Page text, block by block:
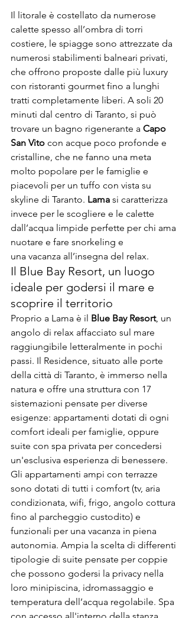
Il litorale è costellato da numerose
calette spesso all’ombra di torri
costiere, le spiagge sono attrezzate da
numerosi stabilimenti balneari privati,
che offrono proposte dalle più luxury
con ristoranti gourmet fino a lunghi
tratti completamente liberi. A soli 20
minuti dal centro di Taranto, si può
trovare un bagno rigenerante a Capo
San Vito con acque poco profonde e
cristalline, che ne fanno una meta
molto popolare per le famiglie e
piacevoli per un tuffo con vista su
skyline di Taranto. Lama si caratterizza
invece per le scogliere e le calette
dall’acqua limpide perfette per chi ama
nuotare e fare snorkeling e
una vacanza all’insegna del relax.
Il Blue Bay Resort, un luogo
ideale per godersi il mare e
scoprire il territorio
Proprio a Lama è il Blue Bay Resort, un
angolo di relax affacciato sul mare
raggiungibile letteralmente in pochi
passi. Il Residence, situato alle porte
della città di Taranto, è immerso nella
natura e offre una struttura con 17
sistemazioni pensate per diverse
esigenze: appartamenti dotati di ogni
comfort ideali per famiglie, oppure
suite con spa privata per concedersi
un'esclusiva esperienza di benessere.
Gli appartamenti ampi con terrazze
sono dotati di tutti i comfort (tv, aria
condizionata, wifi, frigo, angolo cottura
fino al parcheggio custodito) e
funzionali per una vacanza in piena
autonomia. Ampia la scelta di differenti
tipologie di suite pensate per coppie
che possono godersi la privacy nella
loro minipiscina, idromassaggio e
temperatura dell’acqua regolabile. Spa
con accesso all'interno della stanza